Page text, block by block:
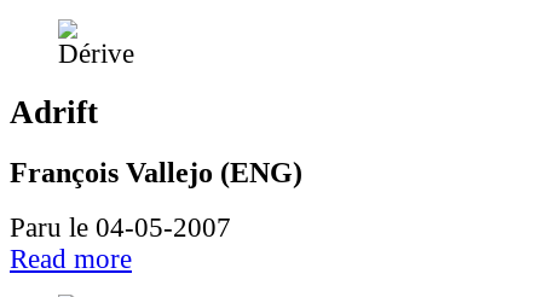
Adrift
François Vallejo (ENG)
Paru le 04-05-2007
Read more